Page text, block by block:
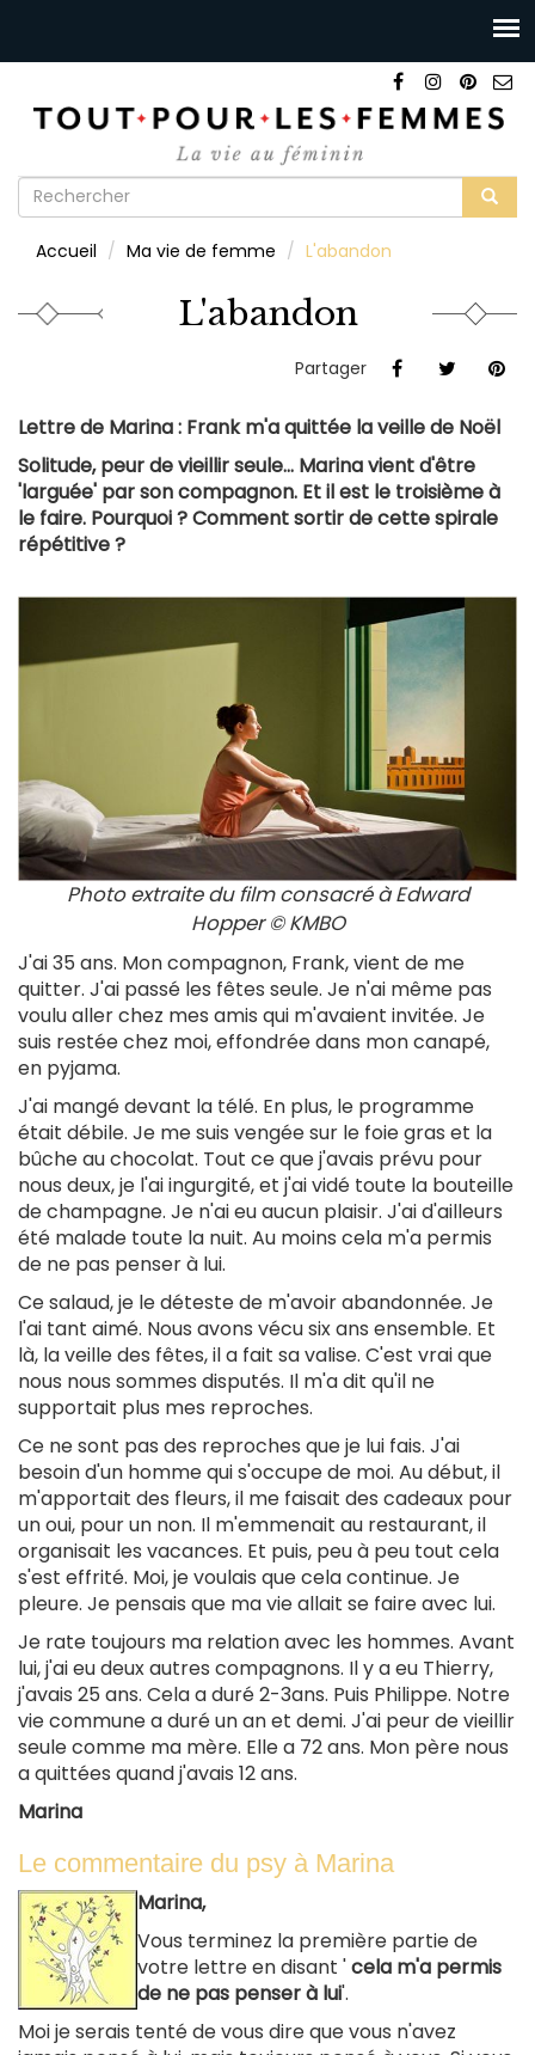
Formulaire
recherche
Accueil Ma vie de femme L'abandon
L'abandon
Partager
Lettre de Marina : Frank m'a quittée la veille de Noël
Solitude, peur de vieillir seule... Marina vient d'être
'larguée' par son compagnon. Et il est le troisième à
le faire. Pourquoi ? Comment sortir de cette spirale
répétitive ?
Photo extraite du film consacré à Edward
Hopper © KMBO
J'ai 35 ans. Mon compagnon, Frank, vient de me
quitter. J'ai passé les fêtes seule. Je n'ai même pas
voulu aller chez mes amis qui m'avaient invitée. Je
suis restée chez moi, effondrée dans mon canapé,
en pyjama.
J'ai mangé devant la télé. En plus, le programme
était débile. Je me suis vengée sur le foie gras et la
bûche au chocolat. Tout ce que j'avais prévu pour
nous deux, je l'ai ingurgité, et j'ai vidé toute la bouteille
de champagne. Je n'ai eu aucun plaisir. J'ai d'ailleurs
été malade toute la nuit. Au moins cela m'a permis
de ne pas penser à lui.
Ce salaud, je le déteste de m'avoir abandonnée. Je
l'ai tant aimé. Nous avons vécu six ans ensemble. Et
là, la veille des fêtes, il a fait sa valise. C'est vrai que
nous nous sommes disputés. Il m'a dit qu'il ne
supportait plus mes reproches.
Ce ne sont pas des reproches que je lui fais. J'ai
besoin d'un homme qui s'occupe de moi. Au début, il
m'apportait des fleurs, il me faisait des cadeaux pour
un oui, pour un non. Il m'emmenait au restaurant, il
organisait les vacances. Et puis, peu à peu tout cela
s'est effrité. Moi, je voulais que cela continue. Je
pleure. Je pensais que ma vie allait se faire avec lui.
Je rate toujours ma relation avec les hommes. Avant
lui, j'ai eu deux autres compagnons. Il y a eu Thierry,
j'avais 25 ans. Cela a duré 2-3ans. Puis Philippe. Notre
vie commune a duré un an et demi. J'ai peur de vieillir
seule comme ma mère. Elle a 72 ans. Mon père nous
a quittées quand j'avais 12 ans.
Marina
Le commentaire du psy à Marina
Marina,
Vous terminez la première partie de
votre lettre en disant 'cela m'a permis
de ne pas penser à lui'.
Moi je serais tenté de vous dire que vous n'avez